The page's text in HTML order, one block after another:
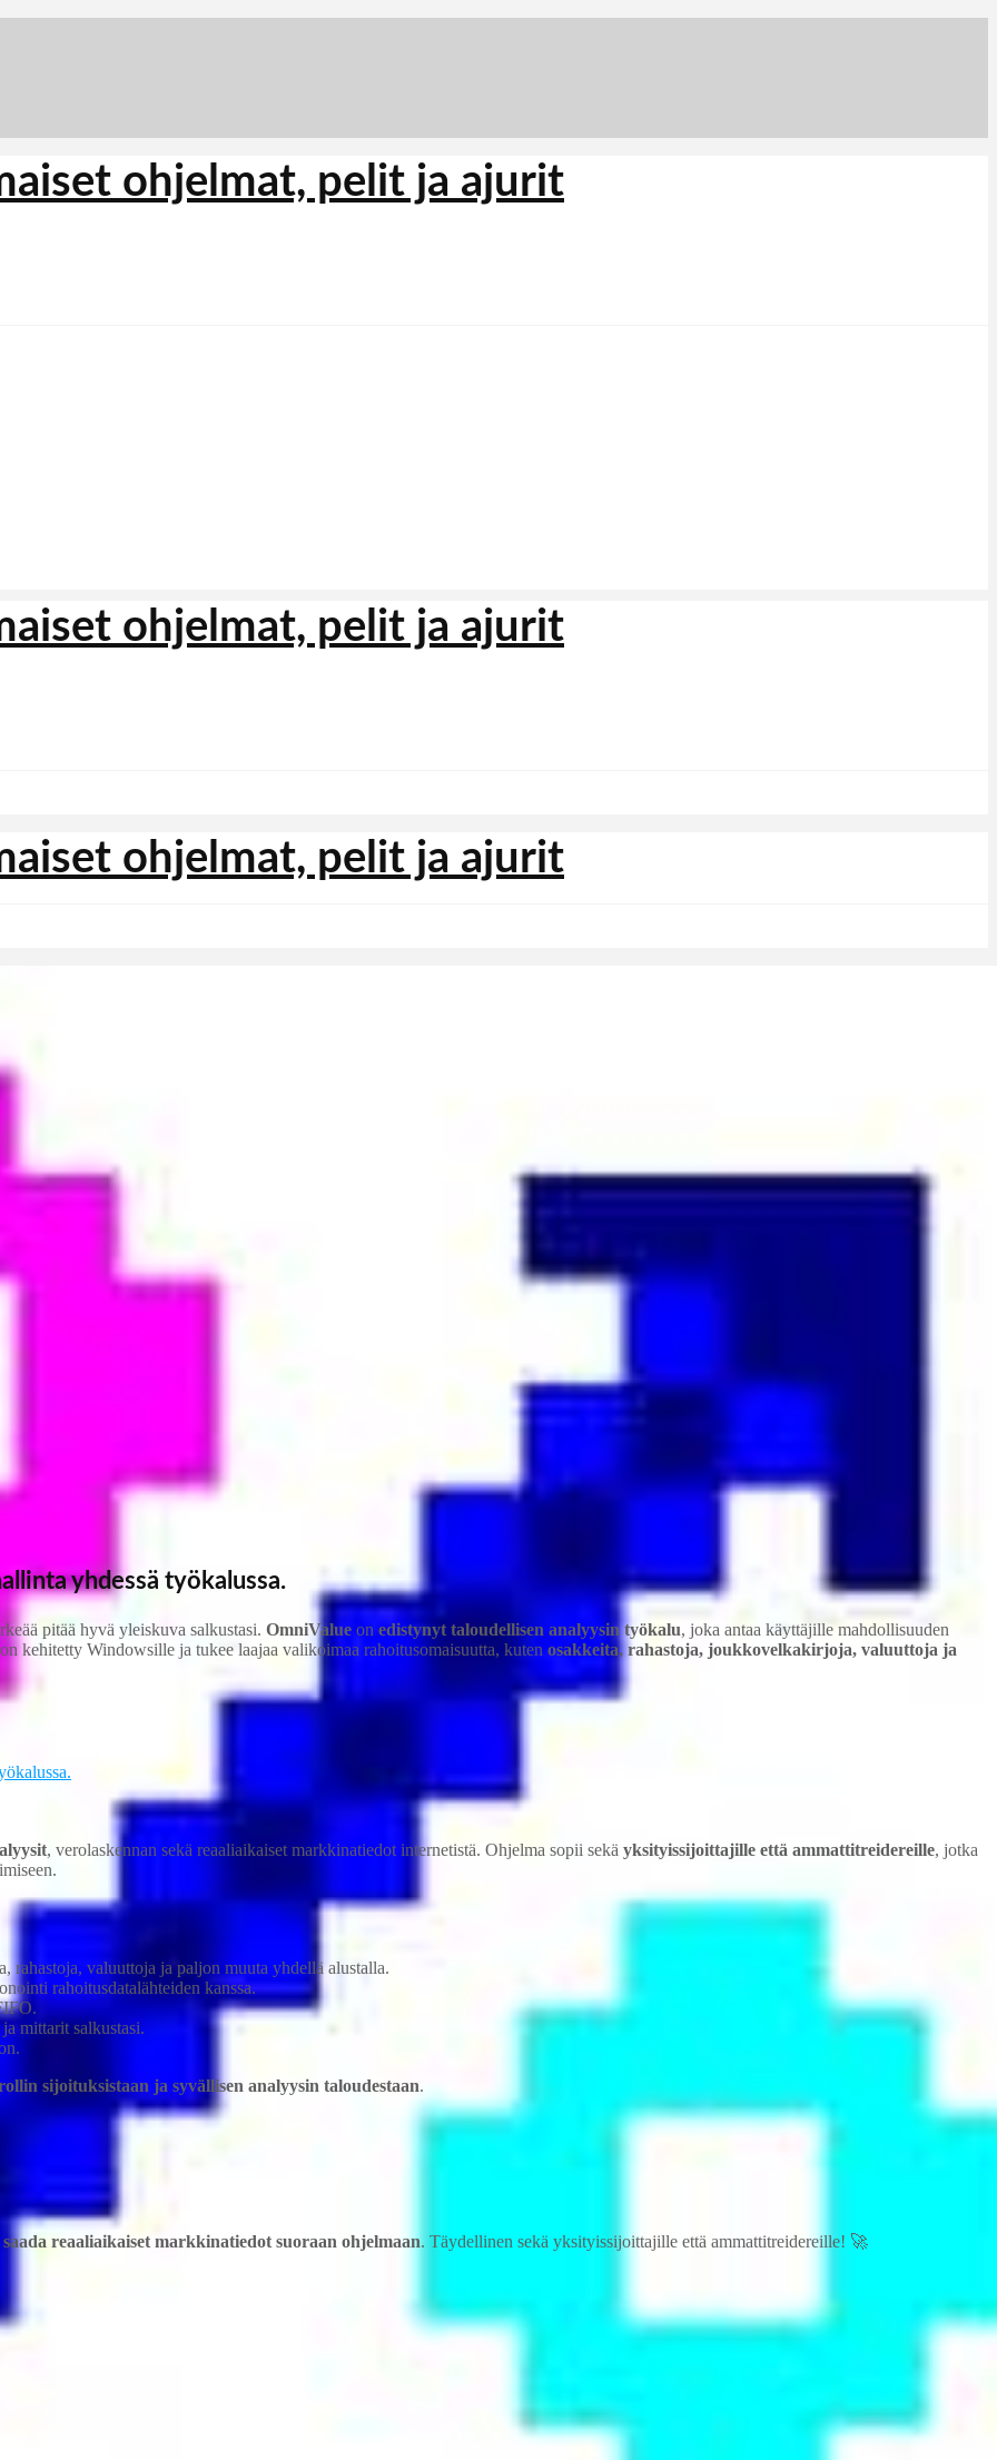
yhdessä työkalussa.
pitää hyvä yleiskuva salkustasi. OmniValue on edistynyt taloudellisen analyysin työkalu, joka antaa käyttäjille mahdollisuuden
kehitetty Windowsille ja tukee laajaa valikoimaa rahoitusomaisuutta, kuten osakkeita, rahastoja, joukkovelkakirjoja, valuuttoja ja
, verolaskennan sekä reaaliaikaiset markkinatiedot internetistä. Ohjelma sopii sekä yksityissijoittajille että ammattitreidereille, jotka
rahastoja, valuuttoja ja paljon muuta yhdellä alustalla.
rahoitusdatalähteiden kanssa.
mittarit salkustasi.
sijoituksistaan ja syvällisen analyysin taloudestaan.
reaaliaikaiset markkinatiedot suoraan ohjelmaan. Täydellinen sekä yksityissijoittajille että ammattitreidereille! 🚀